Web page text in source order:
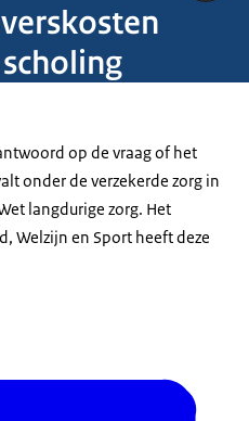
op de vraag of het
onder de verzekerde zorg in
langdurige zorg. Het
Welzijn en Sport heeft deze